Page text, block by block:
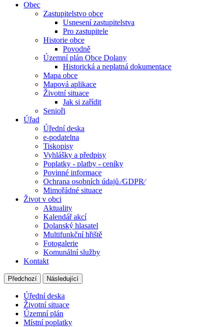
Obec
Zastupitelstvo obce
Usnesení zastupitelstva
Pro zastupitele
Historie obce
Povodně
Územní plán Obce Dolany
Historická a neplatná dokumentace
Mapa obce
Mapová aplikace
Životní situace
Jak si zařídit
Senioři
Úřad
Úřední deska
e-podatelna
Tiskopisy
Vyhlášky a předpisy
Poplatky - platby - ceníky
Povinné informace
Ochrana osobních údajů ⁄GDPR⁄
Mimořádné situace
Život v obci
Aktuality
Kalendář akcí
Dolanský hlasatel
Multifunkční hřiště
Fotogalerie
Komunální služby
Kontakt
Předchozí Následující
Úřední deska
Životní situace
Územní plán
Místní poplatky